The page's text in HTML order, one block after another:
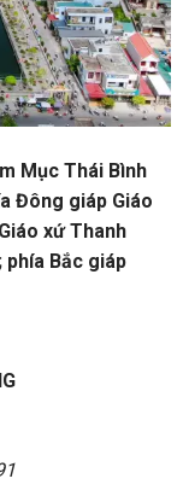
Mục Thái Bình
Đông giáp Giáo
xứ Thanh
phía Bắc giáp